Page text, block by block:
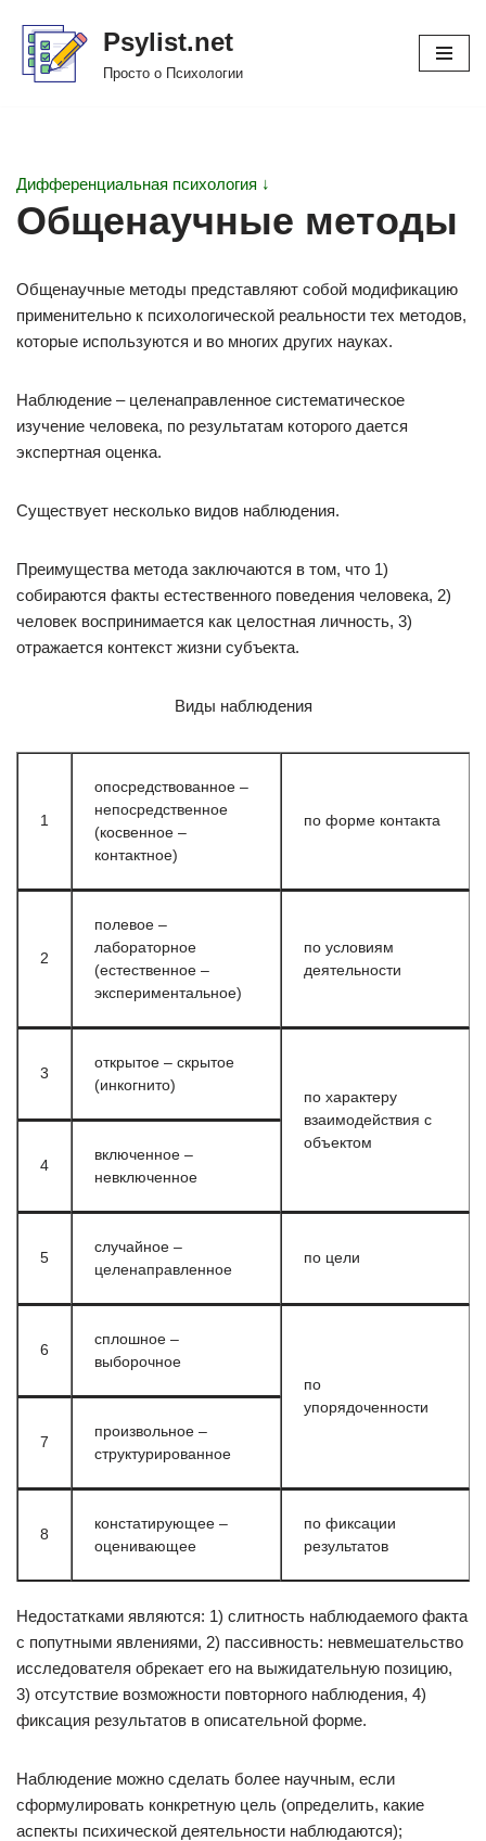
Перейти
Psylist.net
Просто о Психологии
Дифференциальная психология ↓
Общенаучные методы
Общенаучные методы представляют собой модификацию
применительно к психологической реальности тех методов,
которые используются и во многих других науках.
Наблюдение – целенаправленное систематическое
изучение человека, по результатам которого дается
экспертная оценка.
Существует несколько видов наблюдения.
Преимущества метода заключаются в том, что 1)
собираются факты естественного поведения человека, 2)
человек воспринимается как целостная личность, 3)
отражается контекст жизни субъекта.
Виды наблюдения
1
опосредствованное –
непосредственное
(косвенное –
контактное)
по форме контакта
2
полевое –
лабораторное
(естественное –
экспериментальное)
по условиям
деятельности
3
открытое – скрытое
(инкогнито)
по характеру
взаимодействия с
объектом
4
включенное –
невключенное
5
случайное –
целенаправленное
по цели
6
сплошное –
выборочное
по
упорядоченности
7
произвольное –
структурированное
8
констатирующее –
оценивающее
по фиксации
результатов
Недостатками являются: 1) слитность наблюдаемого факта
с попутными явлениями, 2) пассивность: невмешательство
исследователя обрекает его на выжидательную позицию,
3) отсутствие возможности повторного наблюдения, 4)
фиксация результатов в описательной форме.
Наблюдение можно сделать более научным, если
сформулировать конкретную цель (определить, какие
аспекты психической деятельности наблюдаются);